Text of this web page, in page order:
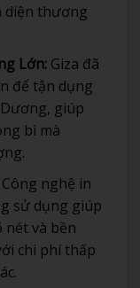
diện thương
Lớn:Giza đã
để tận dụng
giúp
bì mà
nghệ in
sử dụng giúp
nét và bền
chi phí thấp